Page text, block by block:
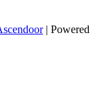
| Powered